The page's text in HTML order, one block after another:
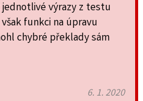
výrazy z testu
funkci na úpravu
chybré překlady sám
6. 1. 2020